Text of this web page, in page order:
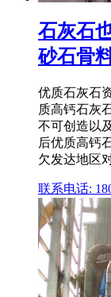
石灰石
砂石骨
优质石灰石
质高钙石灰
不可创造以
后优质高钙
欠发达地区
联系电话: